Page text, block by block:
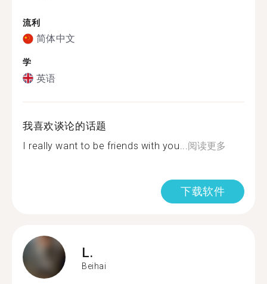
流利
简体中文
学
英语
我喜欢谈论的话题
I really want to be friends with you... 阅读更多
下载软件
L.
Beihai